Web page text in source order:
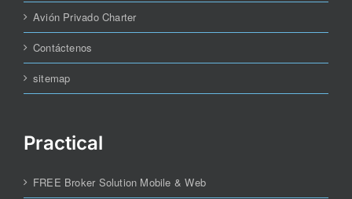
Avión Privado Charter
Contáctenos
sitemap
Practical
FREE Broker Solution Mobile & Web